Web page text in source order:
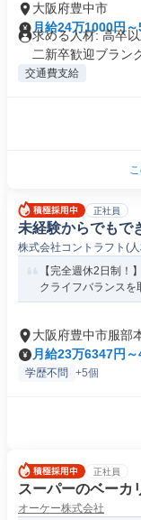
大阪府豊中市
月給24万1000円
求める人材: 高卒
二新卒歓迎ブラン
交通費支給
正社員
未経験からでもで
株式会社コントラフト(
【完全週休2日制
クライフバランスを
大阪府豊中市服部
月給23万6347円
学歴不問 +5個
正社員
スーパーのベーカ
オーケー株式会社